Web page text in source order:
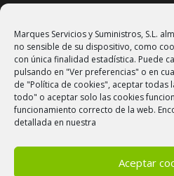
Marques Servicios y Suministros, S.L.
no sensible de su dispositivo, como
con única finalidad estadística. Puede
pulsando en "Ver preferencias" o en
de "Política de cookies", aceptar todas
todo" o aceptar solo las cookies
funcionamiento correcto de la web.
detallada en nuestra
Aceptar
Aljarafe
658 905